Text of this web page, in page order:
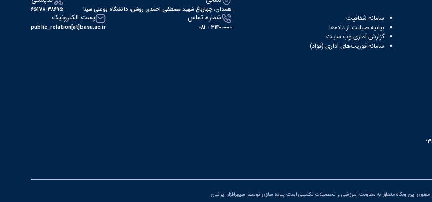
سامانه شفافیت
بیانیه صیانت از داده‌ها
گزارش آماری وب‌ سایت
سامانه فوریت‌های اداری (فؤاد)
همدان، چهارباغ شهید مصطفی احمدی روشن، دانشگاه بوعلی سینا ۶۵۱۷۸-۳۸۶۹۵
شماره تماس
31400000 - 081
پست الکترونیک
public_relation[at]basu.ac.ir
این وبگاه متعلق به معاونت آموزشی و تحصیلات تکمیلی است.پیاده سازی توسط سپهرافزار ایرانیان